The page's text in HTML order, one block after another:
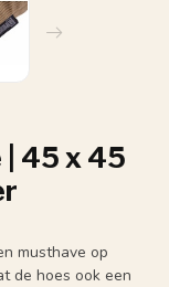
| 45 x 45
musthave op
de hoes ook een